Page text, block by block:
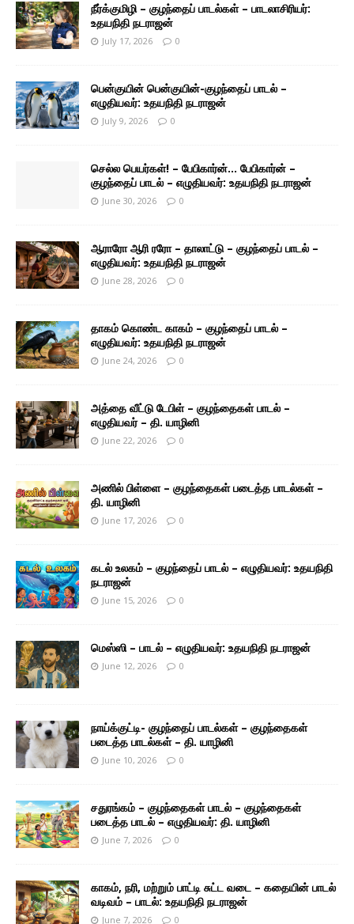
நீர்க்குமிழி – குழந்தைப் பாடல்கள் – பாடலாசிரியர்:
உதயநிதி நடராஜன்
July 17, 2026 0
பென்குயின் பென்குயின்-குழந்தைப் பாடல் –
எழுதியவர்: உதயநிதி நடராஜன்
July 9, 2026 0
செல்ல பெயர்கள்! – பேபிகார்ன்… பேபிகார்ன் –
குழந்தைப் பாடல் – எழுதியவர்: உதயநிதி நடராஜன்
June 30, 2026 0
ஆராரோ ஆரி ரரோ – தாலாட்டு – குழந்தைப் பாடல் –
எழுதியவர்: உதயநிதி நடராஜன்
June 28, 2026 0
தாகம் கொண்ட காகம் – குழந்தைப் பாடல் –
எழுதியவர்: உதயநிதி நடராஜன்
June 24, 2026 0
அத்தை வீட்டு டேபிள் – குழந்தைகள் பாடல் –
எழுதியவர் – தி. யாழினி
June 22, 2026 0
அணில் பிள்ளை – குழந்தைகள் படைத்த பாடல்கள் –
தி. யாழினி
June 17, 2026 0
கடல் உலகம் – குழந்தைப் பாடல் – எழுதியவர்: உதயநிதி
நடராஜன்
June 15, 2026 0
மெஸ்ஸி – பாடல் – எழுதியவர்: உதயநிதி நடராஜன்
June 12, 2026 0
நாய்க்குட்டி- குழந்தைப் பாடல்கள் – குழந்தைகள்
படைத்த பாடல்கள் – தி. யாழினி
June 10, 2026 0
சதுரங்கம் – குழந்தைகள் பாடல் – குழந்தைகள்
படைத்த பாடல் – எழுதியவர்: தி. யாழினி
June 7, 2026 0
காகம், நரி, மற்றும் பாட்டி சுட்ட வடை – கதையின் பாடல்
வடிவம் – பாடல்: உதயநிதி நடராஜன்
June 7, 2026 0